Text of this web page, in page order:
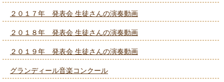
２０１７年 発表会 生徒さんの演奏動画
２０１８年 発表会 生徒さんの演奏動画
２０１９年 発表会 生徒さんの演奏動画
グランディール音楽コンクール